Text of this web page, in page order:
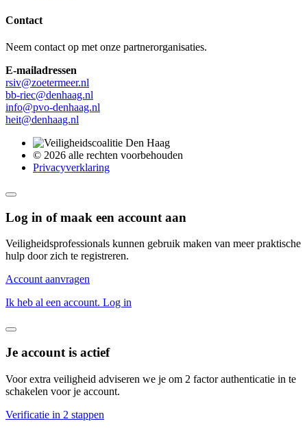
Contact
Neem contact op met onze partnerorganisaties.
E-mailadressen
rsiv@zoetermeer.nl
bb-riec@denhaag.nl
info@pvo-denhaag.nl
heit@denhaag.nl
© 2026 alle rechten voorbehouden
Privacyverklaring
Log in of maak een account aan
Veiligheidsprofessionals kunnen gebruik maken van meer praktische
hulp door zich te registreren.
Account aanvragen
Ik heb al een account. Log in
Je account is actief
Voor extra veiligheid adviseren we je om 2 factor authenticatie in te
schakelen voor je account.
Verificatie in 2 stappen